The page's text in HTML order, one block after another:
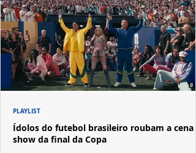
Ídolos do futebol brasileiro roubam a cena
show da final da Copa
PLAYLIST